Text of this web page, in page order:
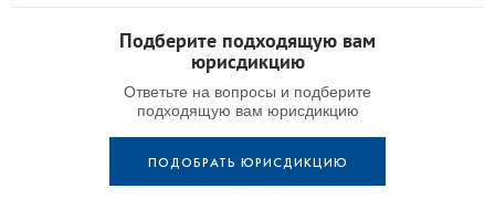
Подберите подходящую вам
юрисдикцию
Ответьте на вопросы и подберите
подходящую вам юрисдикцию
ПОДОБРАТЬ ЮРИСДИКЦИЮ